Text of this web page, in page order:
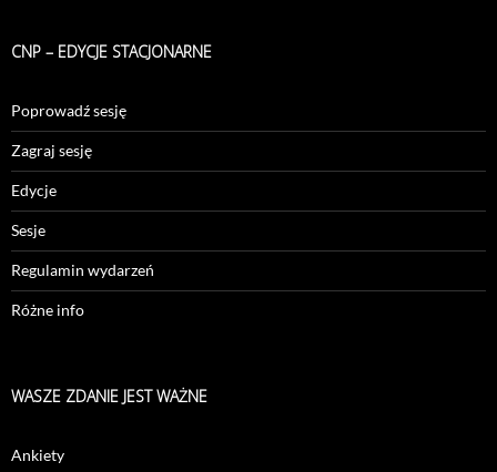
CNP – EDYCJE STACJONARNE
Poprowadź sesję
Zagraj sesję
Edycje
Sesje
Regulamin wydarzeń
Różne info
WASZE ZDANIE JEST WAŻNE
Ankiety